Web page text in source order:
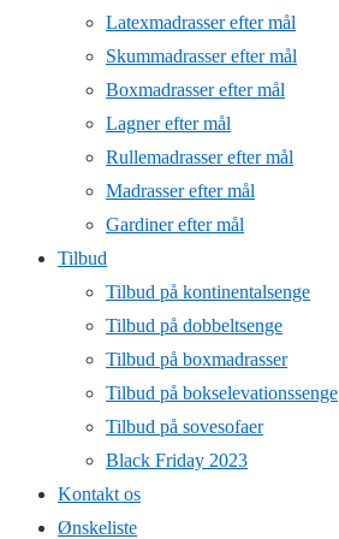
Latexmadrasser efter mål
Skummadrasser efter mål
Boxmadrasser efter mål
Lagner efter mål
Rullemadrasser efter mål
Madrasser efter mål
Gardiner efter mål
Tilbud
Tilbud på kontinentalsenge
Tilbud på dobbeltsenge
Tilbud på boxmadrasser
Tilbud på bokselevationssenge
Tilbud på sovesofaer
Black Friday 2023
Kontakt os
Ønskeliste